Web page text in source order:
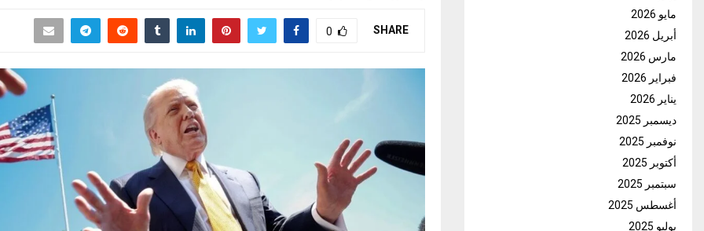
SHARE
0
مايو 2026
أبريل 2026
مارس 2026
فبراير 2026
يناير 2026
ديسمبر 2025
نوفمبر 2025
أكتوبر 2025
سبتمبر 2025
أغسطس 2025
يوليو 2025